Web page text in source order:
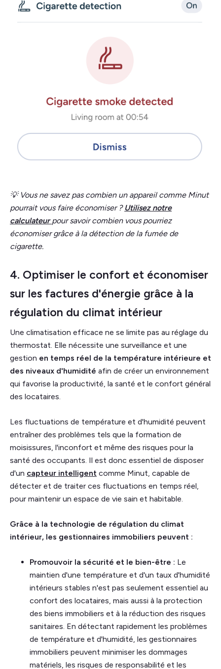
💡 Vous ne savez pas combien un appareil comme Minut
pourrait vous faire économiser ? Utilisez notre
calculateurpour savoir combien vous pourriez
économiser grâce à la détection de la fumée de
cigarette.
4. Optimiser le confort et économiser
sur les factures d'énergie grâce à la
régulation du climat intérieur
Une climatisation efficace ne se limite pas au réglage du
thermostat. Elle nécessite une surveillance et une
gestion en temps réel de la température intérieure et
des niveaux d'humidité afin de créer un environnement
qui favorise la productivité, la santé et le confort général
des locataires.
Les fluctuations de température et d'humidité peuvent
entraîner des problèmes tels que la formation de
moisissures, l'inconfort et même des risques pour la
santé des occupants. Il est donc essentiel de disposer
d'un capteur intelligent comme Minut, capable de
détecter et de traiter ces fluctuations en temps réel,
pour maintenir un espace de vie sain et habitable.
Grâce à la technologie de régulation du climat
intérieur, les gestionnaires immobiliers peuvent :
Promouvoir la sécurité et le bien-être : Le
maintien d'une température et d'un taux d'humidité
intérieurs stables n'est pas seulement essentiel au
confort des locataires, mais aussi à la protection
des biens immobiliers et à la réduction des risques
sanitaires. En détectant rapidement les problèmes
de température et d'humidité, les gestionnaires
immobiliers peuvent minimiser les dommages
matériels, les risques de responsabilité et les